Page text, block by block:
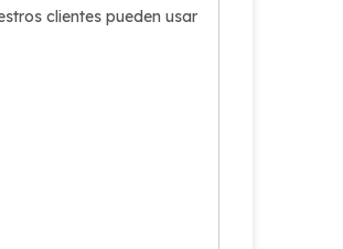
clientes pueden usar